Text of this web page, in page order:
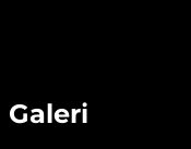
Galeri